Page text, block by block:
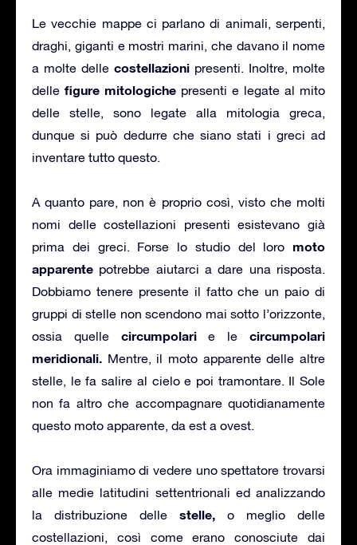
Le vecchie mappe ci parlano di animali, serpenti,
draghi, giganti e mostri marini, che davano il nome
a molte delle costellazioni presenti. Inoltre, molte
delle figure mitologiche presenti e legate al mito
delle stelle, sono legate alla mitologia greca,
dunque si può dedurre che siano stati i greci ad
inventare tutto questo.
A quanto pare, non è proprio così, visto che molti
nomi delle costellazioni presenti esistevano già
prima dei greci. Forse lo studio del loro moto
apparente potrebbe aiutarci a dare una risposta.
Dobbiamo tenere presente il fatto che un paio di
gruppi di stelle non scendono mai sotto l’orizzonte,
ossia quelle circumpolarie lecircumpolari
meridionali. Mentre, il moto apparente delle altre
stelle, le fa salire al cielo e poi tramontare. Il Sole
non fa altro che accompagnare quotidianamente
questo moto apparente, da est a ovest.
Ora immaginiamo di vedere uno spettatore trovarsi
alle medie latitudini settentrionali ed analizzando
la distribuzione delle stelle, o meglio delle
costellazioni, così come erano conosciute dai